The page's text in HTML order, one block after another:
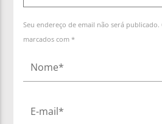
Seu endereço de email não será
marcados com *